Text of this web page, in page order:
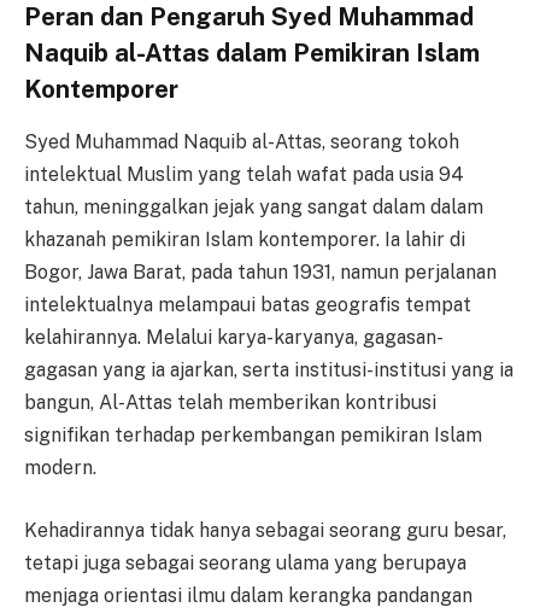
Peran dan Pengaruh Syed Muhammad
Naquib al-Attas dalam Pemikiran Islam
Kontemporer
Syed Muhammad Naquib al-Attas, seorang tokoh
intelektual Muslim yang telah wafat pada usia 94
tahun, meninggalkan jejak yang sangat dalam dalam
khazanah pemikiran Islam kontemporer. Ia lahir di
Bogor, Jawa Barat, pada tahun 1931, namun perjalanan
intelektualnya melampaui batas geografis tempat
kelahirannya. Melalui karya-karyanya, gagasan-
gagasan yang ia ajarkan, serta institusi-institusi yang ia
bangun, Al-Attas telah memberikan kontribusi
signifikan terhadap perkembangan pemikiran Islam
modern.
Kehadirannya tidak hanya sebagai seorang guru besar,
tetapi juga sebagai seorang ulama yang berupaya
menjaga orientasi ilmu dalam kerangka pandangan